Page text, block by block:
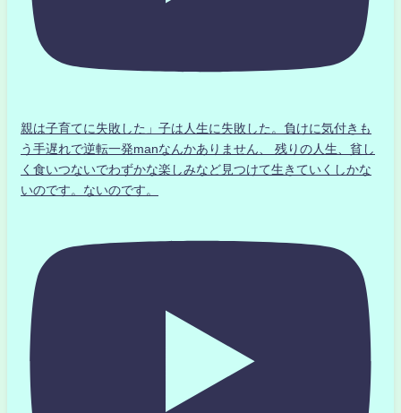
親は子育てに失敗した」子は人生に失敗した。負けに気付きも
う手遅れで逆転一発manなんかありません、 残りの人生、貧し
く食いつないでわずかな楽しみなど見つけて生きていくしかな
いのです。ないのです。